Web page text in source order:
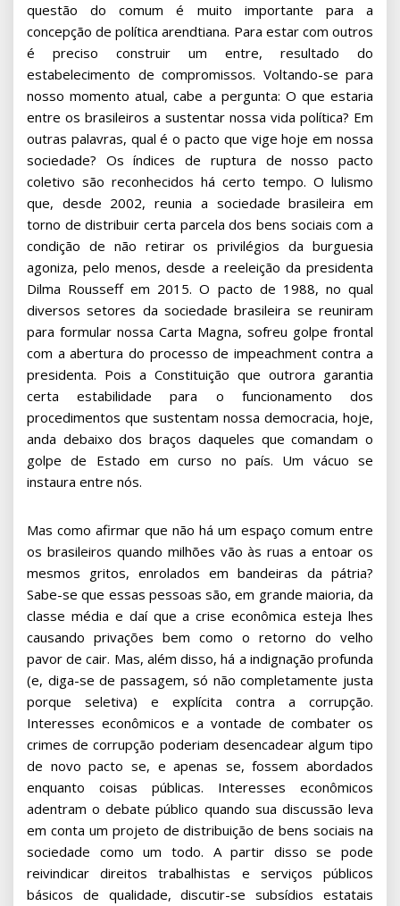
questão do comum é muito importante para a
concepção de política arendtiana. Para estar com outros
é preciso construir um entre, resultado do
estabelecimento de compromissos. Voltando-se para
nosso momento atual, cabe a pergunta: O que estaria
entre os brasileiros a sustentar nossa vida política? Em
outras palavras, qual é o pacto que vige hoje em nossa
sociedade? Os índices de ruptura de nosso pacto
coletivo são reconhecidos há certo tempo. O lulismo
que, desde 2002, reunia a sociedade brasileira em
torno de distribuir certa parcela dos bens sociais com a
condição de não retirar os privilégios da burguesia
agoniza, pelo menos, desde a reeleição da presidenta
Dilma Rousseff em 2015. O pacto de 1988, no qual
diversos setores da sociedade brasileira se reuniram
para formular nossa Carta Magna, sofreu golpe frontal
com a abertura do processo de impeachment contra a
presidenta. Pois a Constituição que outrora garantia
certa estabilidade para o funcionamento dos
procedimentos que sustentam nossa democracia, hoje,
anda debaixo dos braços daqueles que comandam o
golpe de Estado em curso no país. Um vácuo se
instaura entre nós.
Mas como afirmar que não há um espaço comum entre
os brasileiros quando milhões vão às ruas a entoar os
mesmos gritos, enrolados em bandeiras da pátria?
Sabe-se que essas pessoas são, em grande maioria, da
classe média e daí que a crise econômica esteja lhes
causando privações bem como o retorno do velho
pavor de cair. Mas, além disso, há a indignação profunda
(e, diga-se de passagem, só não completamente justa
porque seletiva) e explícita contra a corrupção.
Interesses econômicos e a vontade de combater os
crimes de corrupção poderiam desencadear algum tipo
de novo pacto se, e apenas se, fossem abordados
enquanto coisas públicas. Interesses econômicos
adentram o debate público quando sua discussão leva
em conta um projeto de distribuição de bens sociais na
sociedade como um todo. A partir disso se pode
reivindicar direitos trabalhistas e serviços públicos
básicos de qualidade, discutir-se subsídios estatais